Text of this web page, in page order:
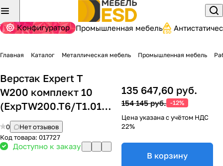
Конфигуратор Промышленная мебель
Главная Каталог Металлическая мебель Промышленная мебель
Верстак Expert T
W200 комплект 10
(ExpTW200.T6/T1.010)
0
Нет отзывов
Код товара: 017727
Доступно к заказу
135 647,60 руб.
154 145 руб. -12%
Цена указана с учётом НДС
22%
В корзину